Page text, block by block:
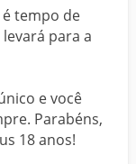
tempo de
para a
e você
Parabéns,
18 anos!